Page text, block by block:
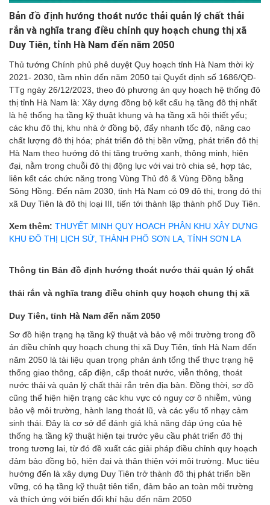
Bản đồ định hướng thoát nước thải quản lý chất thải
rắn và nghĩa trang điều chỉnh quy hoạch chung thị xã
Duy Tiên, tỉnh Hà Nam đến năm 2050
Thủ tướng Chính phủ phê duyệt Quy hoạch tỉnh Hà Nam thời kỳ
2021- 2030, tầm nhìn đến năm 2050 tại Quyết định số 1686/QĐ-
TTg ngày 26/12/2023, theo đó phương án quy hoạch hệ thống đô
thị tỉnh Hà Nam là: Xây dựng đồng bộ kết cấu hạ tầng đô thị nhất
là hệ thống hạ tầng kỹ thuật khung và hạ tầng xã hội thiết yếu;
các khu đô thị, khu nhà ở đồng bộ, đẩy nhanh tốc độ, nâng cao
chất lượng đô thị hóa; phát triển đô thị bền vững, phát triển đô thị
Hà Nam theo hướng đô thị tăng trưởng xanh, thông minh, hiện
đại, nằm trong chuỗi đô thị động lực với vai trò chia sẻ, hợp tác,
liên kết các chức năng trong Vùng Thủ đô & Vùng Đồng bằng
Sông Hồng. Đến năm 2030, tỉnh Hà Nam có 09 đô thị, trong đó thị
xã Duy Tiên là đô thị loại III, tiến tới thành lập thành phố Duy Tiên.
Xem thêm: THUYẾT MINH QUY HOẠCH PHÂN KHU XÂY DỰNG
KHU ĐÔ THỊ LỊCH SỬ, THÀNH PHỐ SƠN LA, TỈNH SƠN LA
Thông tin Bản đồ định hướng thoát nước thải quản lý chất
thải rắn và nghĩa trang điều chỉnh quy hoạch chung thị xã
Duy Tiên, tỉnh Hà Nam đến năm 2050
Sơ đồ hiện trạng hạ tầng kỹ thuật và bảo vệ môi trường trong đồ
án điều chỉnh quy hoạch chung thị xã Duy Tiên, tỉnh Hà Nam đến
năm 2050 là tài liệu quan trọng phản ánh tổng thể thực trạng hệ
thống giao thông, cấp điện, cấp thoát nước, viễn thông, thoát
nước thải và quản lý chất thải rắn trên địa bàn. Đồng thời, sơ đồ
cũng thể hiện hiện trạng các khu vực có nguy cơ ô nhiễm, vùng
bảo vệ môi trường, hành lang thoát lũ, và các yếu tố nhạy cảm
sinh thái. Đây là cơ sở để đánh giá khả năng đáp ứng của hệ
thống hạ tầng kỹ thuật hiện tại trước yêu cầu phát triển đô thị
trong tương lai, từ đó đề xuất các giải pháp điều chỉnh quy hoạch
đảm bảo đồng bộ, hiện đại và thân thiện với môi trường. Mục tiêu
hướng đến là xây dựng Duy Tiên trở thành đô thị phát triển bền
vững, có hạ tầng kỹ thuật tiên tiến, đảm bảo an toàn môi trường
và thích ứng với biến đổi khí hậu đến năm 2050